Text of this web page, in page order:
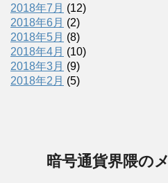
2018年7月 (12)
2018年6月 (2)
2018年5月 (8)
2018年4月 (10)
2018年3月 (9)
2018年2月 (5)
暗号通貨界隈の